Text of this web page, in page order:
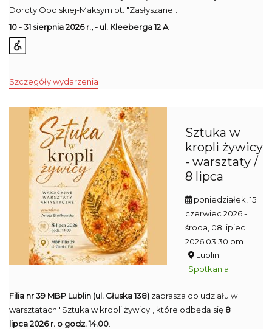
Doroty Opolskiej-Maksym pt. "Zasłyszane".
10 - 31 sierpnia 2026 r., - ul. Kleeberga 12 A
Szczegóły wydarzenia
Sztuka w
kropli żywicy
- warsztaty /
8 lipca
poniedziałek, 15
czerwiec 2026-
środa, 08 lipiec
2026 03:30 pm
Lublin
Spotkania
Filia nr 39 MBP Lublin (ul. Głuska 138) zaprasza do udziału w
warsztatach "Sztuka w kropli żywicy", które odbędą się 8
lipca 2026 r. o godz. 14.00